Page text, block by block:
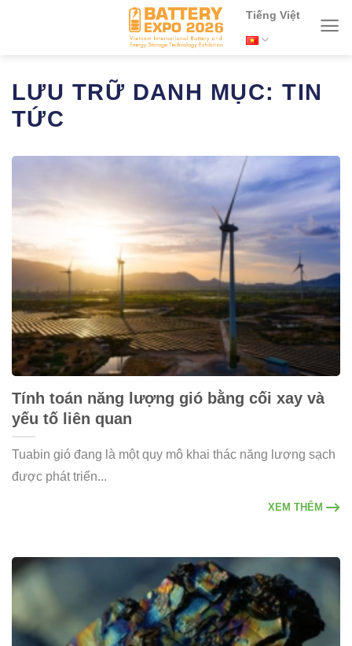
dung
Tiếng Việt
LƯU TRỮ DANH MỤC:TIN
TỨC
Tính toán năng lượng gió bằng cối xay và
yếu tố liên quan
Tuabin gió đang là một quy mô khai thác năng lượng sạch
được phát triển...
XEM THÊM